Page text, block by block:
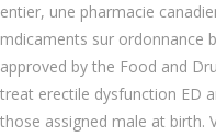
entier, une pharmacie
mdicaments sur ordonnance
approved by the Food and
treat erectile dysfunction ED
those assigned male at birth.